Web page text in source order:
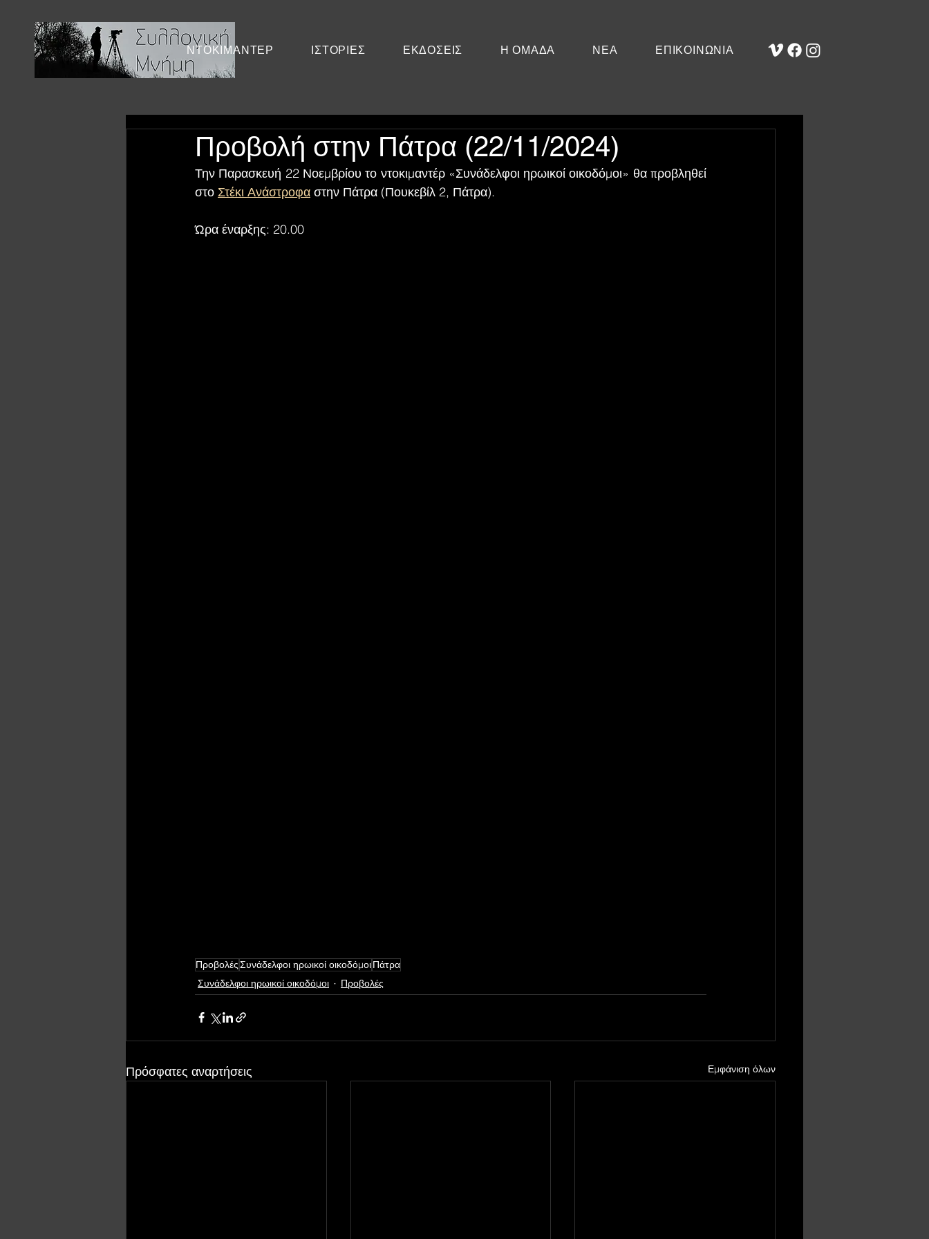
ΝΤΟΚΙΜΑΝΤΕΡ ΙΣΤΟΡΙΕΣ ΕΚΔΟΣΕΙΣ Η ΟΜΑΔΑ ΝΕΑ ΕΠΙΚΟΙΝΩΝΙΑ
Προβολή στην Πάτρα (22/11/2024)
Την Παρασκευή 22 Νοεμβρίου το ντοκιμαντέρ «Συνάδελφοι ηρωικοί οικοδόμοι» θα προβληθεί
στο Στέκι Ανάστροφα στην Πάτρα (Πουκεβίλ 2, Πάτρα).
Ώρα έναρξης: 20.00
ΠροβολέςΣυνάδελφοι ηρωικοί οικοδόμοιΠάτρα
Συνάδελφοι ηρωικοί οικοδόμοι
Προβολές
Πρόσφατες αναρτήσεις Εμφάνιση όλων